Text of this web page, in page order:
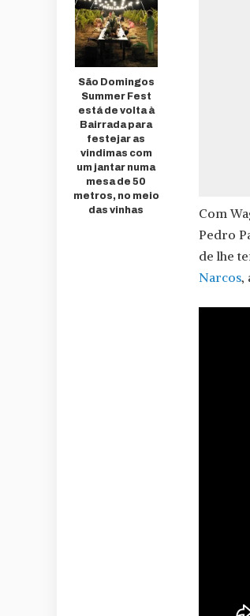
São Domingos
Summer Fest
está de volta à
Bairrada para
festejar as
vindimas com
um jantar numa
mesa de 50
metros, no meio
das vinhas
Com
Pedro
de lhe
Narcos,